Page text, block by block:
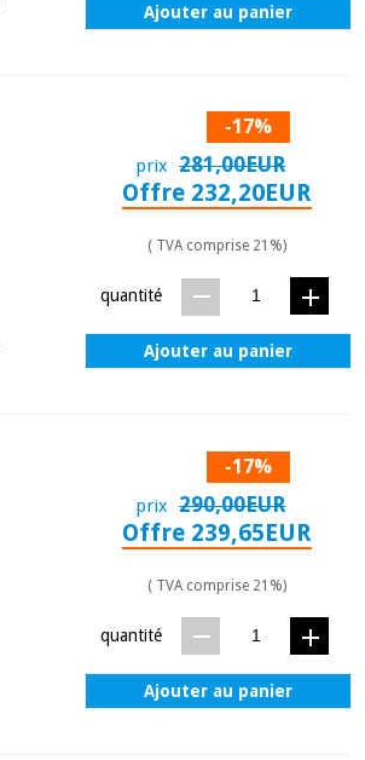
Ajouter au panier
-17%
prix 281,00EUR
Offre 232,20EUR
( TVA comprise 21%)
quantité
Ajouter au panier
-17%
prix 290,00EUR
Offre 239,65EUR
( TVA comprise 21%)
quantité
Ajouter au panier